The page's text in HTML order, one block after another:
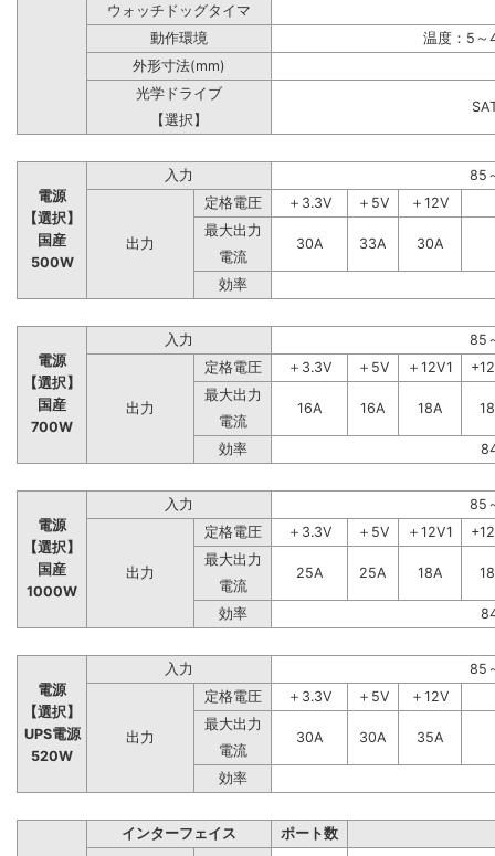
ウォッチドッグタイマ
動作環境
温度：5
外形寸法(mm)
光学ドライブ
【選択】
電源
【選択】
国産
500W
入力 85
出力
定格電圧 ＋3.3V ＋5V
＋12V
最大出力
30A
33A
30A
電流
効率
電源
【選択】
国産
700W
入力 85
出力
定格電圧 ＋3.3V ＋5V ＋12V1
最大出力
16A
16A 18A
電流
効率
電源
【選択】
国産
1000W
入力 85
出力
定格電圧 ＋3.3V ＋5V ＋12V1
最大出力
25A
25A 18A
電流
効率
電源
【選択】
UPS電源
520W
入力 85
出力
定格電圧 ＋3.3V ＋5V
＋12V
最大出力
30A
30A
35A
電流
効率
インターフェイス ポート数